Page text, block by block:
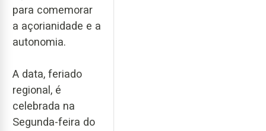
para comemorar
a açorianidade e a
autonomia.
A data, feriado
regional, é
celebrada na
Segunda-feira do